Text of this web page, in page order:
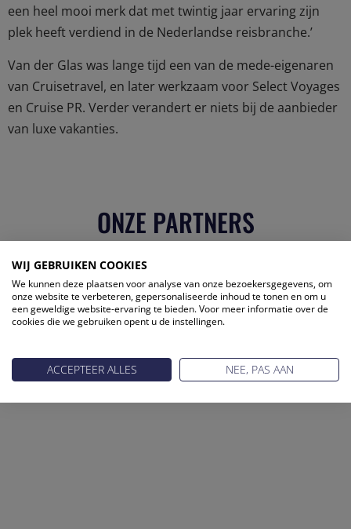
een heel mooi merk dat met twintig jaar ervaring zijn
plek heeft verdiend in de Nederlandse reisbranche.’
Van der Glas was lange tijd een van de mede-eigenaren
van Cruisetravel, en later werkzaam voor Select Voyages
en Cruise PR. Verder verandert er niets bij de aanbieder
van luxe vakanties.
ONZE PARTNERS
WIJ GEBRUIKEN COOKIES
We kunnen deze plaatsen voor analyse van onze bezoekersgegevens, om
onze website te verbeteren, gepersonaliseerde inhoud te tonen en om u
een geweldige website-ervaring te bieden. Voor meer informatie over de
cookies die we gebruiken opent u de instellingen.
ACCEPTEER ALLES NEE, PAS AAN